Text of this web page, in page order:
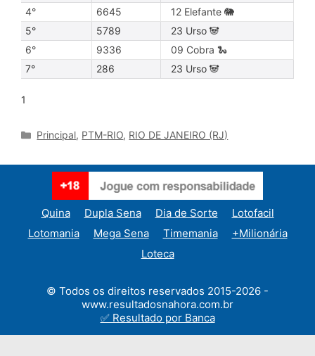
4°
6645
12 Elefante 🐘
5°
5789
23 Urso 🐼
6°
9336
09 Cobra 🐍
7°
286 23 Urso 🐼
1
Categories
Principal, PTM-RIO, RIO DE JANEIRO (RJ)
Quina Dupla Sena Dia de Sorte
Lotofacil
Lotomania
Mega Sena Timemania
+Milionária
Loteca
© Todos os direitos reservados 2015-2026 -
www.resultadosnahora.com.br
✅ Resultado por Banca